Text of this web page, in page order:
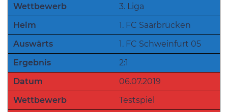
Wettbewerb
3. Liga
Heim
1. FC Saarbrücken
Auswärts
1. FC Schweinfurt 05
Ergebnis
2:1
Datum
06.07.2019
Wettbewerb
Testspiel